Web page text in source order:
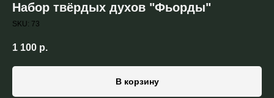
Набор твёрдых духов "Фьорды"
SKU: 73
1 100 р.
В корзину